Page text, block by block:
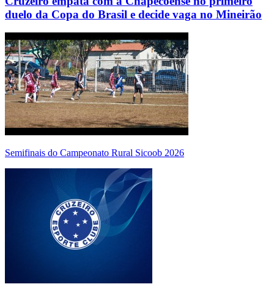
duelo da Copa do Brasil e decide vaga no Mineirão
Semifinais do Campeonato Rural Sicoob 2026